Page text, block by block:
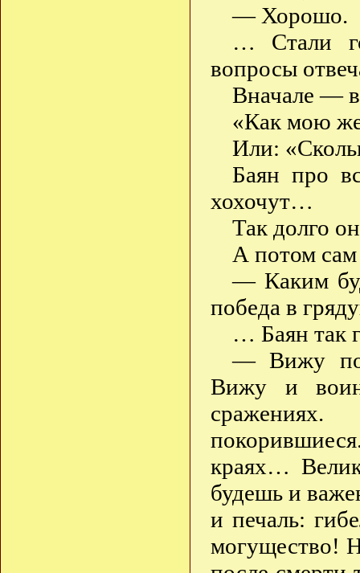
— Хорошо.
… Стали
вопросы
Вначале —
«Как мою
Или:
Баян про
хохочут…
Так долго
А потом сам
— Каким
победа в
… Баян так
— Вижу
Вижу и
краях…
будешь и
и печаль:
могущество!